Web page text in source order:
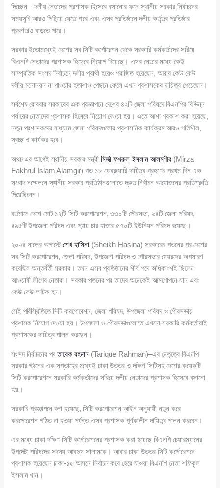
দিচ্ছেন—দলীয় নেতাদের প্রশাসক হিসেবে বসানোর ফলে স্থানীয় সরকার নির্বাচনের
সময়সূচি আরও পিছিয়ে যেতে পারে এবং এসব প্রতিষ্ঠানে দলীয় কর্তৃত্ব প্রতিষ্ঠার
প্রবণতাও বাড়তে পারে।
সরকার ইতোমধ্যেই দেশের সব সিটি কর্পোরেশন থেকে সরকারি কর্মকর্তাদের সরিয়ে
বিএনপি নেতাদের প্রশাসক হিসেবে নিয়োগ দিয়েছে। এসব নেতার মধ্যে কেউ
সাম্প্রতিক সংসদ নির্বাচনে দলীয় প্রার্থী হয়েও পরাজিত হয়েছেন, আবার কেউ কেউ
দলীয় মনোনয়ন না পাওয়ার হতাশাও পেছনে ফেলে এখন প্রশাসকের দায়িত্ব পেয়েছেন।
সর্বশেষ রোববার সরকারের এক প্রজ্ঞাপনে দেশের ৪২টি জেলা পরিষদে বিএনপির বিভিন্ন
পর্যায়ের নেতাদের প্রশাসক হিসেবে নিয়োগ দেওয়া হয়। এতে আশা প্রকাশ করা হয়েছে,
নতুন প্রশাসকদের মাধ্যমে জেলা পরিষদগুলোর প্রশাসনিক কার্যক্রম আরও গতিশীল,
স্বচ্ছ ও কার্যকর হবে।
অথচ এর আগেই স্থানীয় সরকার মন্ত্রীমির্জা ফখরুল ইসলাম আলমগীর (Mirza
Fakhrul Islam Alamgir) গত ১৮ ফেব্রুয়ারি দায়িত্ব গ্রহণের প্রথম দিন এক
সংবাদ সম্মেলনে স্থানীয় সরকার প্রতিষ্ঠানগুলোতে দ্রুত নির্বাচন আয়োজনের প্রতিশ্রুতি
দিয়েছিলেন।
বর্তমানে দেশে মোট ১২টি সিটি করপোরেশন, ৩৩০টি পৌরসভা, ৬৪টি জেলা পরিষদ,
৪৯৫টি উপজেলা পরিষদ এবং প্রায় চার হাজার ৫৭০টি ইউনিয়ন পরিষদ রয়েছে।
২০২৪ সালের অগাস্টেশেখ হাসিনা (Sheikh Hasina) সরকারের পতনের পর দেশের
সব সিটি করপোরেশন, জেলা পরিষদ, উপজেলা পরিষদ ও পৌরসভার মেয়রদের অপসারণ
করেছিল অন্তর্বর্তী সরকার। তখন এসব প্রতিষ্ঠানের শীর্ষ পদে অধিকাংশই ছিলেন
আওয়ামী লীগের নেতারা। সরকার পতনের পর তাদের অনেকেই আত্মগোপনে যান এবং
কেউ কেউ আটক হন।
সেই পরিস্থিতিতে সিটি করপোরেশন, জেলা পরিষদ, উপজেলা পরিষদ ও পৌরসভায়
প্রশাসক নিয়োগ দেওয়া হয়। উপজেলা ও পৌরসভাগুলোতে এখনো সরকারি কর্মকর্তারাই
প্রশাসকের দায়িত্ব পালন করছেন।
সংসদ নির্বাচনের পরতারেক রহমান (Tarique Rahman)–এর নেতৃত্বে বিএনপি
সরকার গঠনের এক সপ্তাহের মধ্যেই ঢাকা উত্তর ও দক্ষিণ সিটিসহ দেশের কয়েকটি
সিটি করপোরেশনে সরকারি কর্মকর্তাদের সরিয়ে দলীয় নেতাদের প্রশাসক হিসেবে বসানো
হয়।
সরকারি প্রজ্ঞাপনে বলা হয়েছে, সিটি করপোরেশন আইন অনুযায়ী নতুন করে
করপোরেশন গঠিত না হওয়া পর্যন্ত এসব প্রশাসক পূর্ণকালীন দায়িত্ব পালন করবেন।
এর মধ্যে ঢাকা দক্ষিণ সিটি কর্পোরেশনের প্রশাসক করা হয়েছে বিএনপি চেয়ারম্যানের
উপদেষ্টা পরিষদের সদস্য আবদুস সালামকে। আবার ঢাকা উত্তর সিটি কর্পোরেশনে
প্রশাসক হয়েছেন ঢাকা-১৫ আসনে নির্বাচন করে হেরে যাওয়া বিএনপি নেতা শফিকুল
ইসলাম খান।